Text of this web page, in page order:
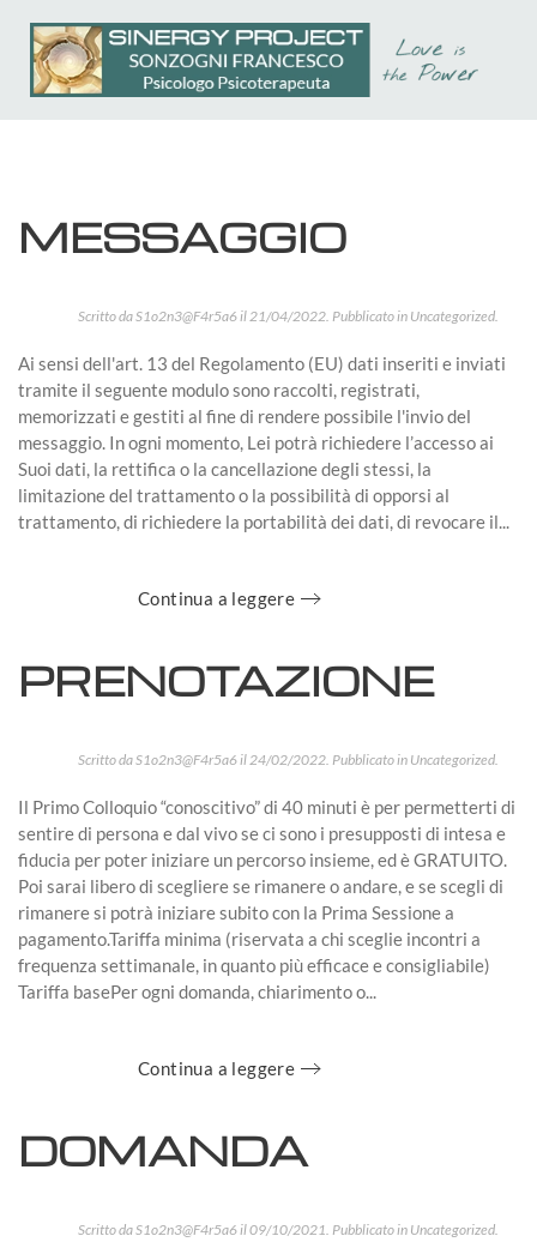
Passa
al
contenuto
MESSAGGIO
Scritto daS1o2n3@F4r5a6il21/04/2022. Pubblicato in Uncategorized.
Ai sensi dell'art. 13 del Regolamento (EU) dati inseriti e inviati
tramite il seguente modulo sono raccolti, registrati,
memorizzati e gestiti al fine di rendere possibile l'invio del
messaggio. In ogni momento, Lei potrà richiedere l’accesso ai
Suoi dati, la rettifica o la cancellazione degli stessi, la
limitazione del trattamento o la possibilità di opporsi al
trattamento, di richiedere la portabilità dei dati, di revocare il...
Continua a leggere
PRENOTAZIONE
Scritto daS1o2n3@F4r5a6il24/02/2022. Pubblicato in Uncategorized.
Il Primo Colloquio “conoscitivo” di 40 minuti è per permetterti di
sentire di persona e dal vivo se ci sono i presupposti di intesa e
fiducia per poter iniziare un percorso insieme, ed è GRATUITO.
Poi sarai libero di scegliere se rimanere o andare, e se scegli di
rimanere si potrà iniziare subito con la Prima Sessione a
pagamento.Tariffa minima (riservata a chi sceglie incontri a
frequenza settimanale, in quanto più efficace e consigliabile)
Tariffa basePer ogni domanda, chiarimento o...
Continua a leggere
DOMANDA
Scritto daS1o2n3@F4r5a6il09/10/2021. Pubblicato in Uncategorized.